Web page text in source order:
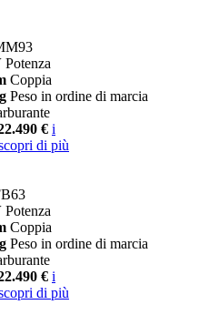
Potenza
Coppia
Peso in ordine di marcia
€ i
di più
Potenza
Coppia
Peso in ordine di marcia
€ i
di più